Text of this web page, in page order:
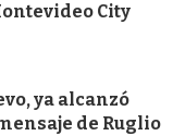
City
ya alcanzó
de Ruglio